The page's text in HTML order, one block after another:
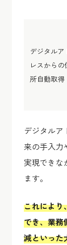
デジタルア
レスからの
所自動取得
デジタル
来の手入力
実現できな
ます。
これにより
でき、業務
減といった